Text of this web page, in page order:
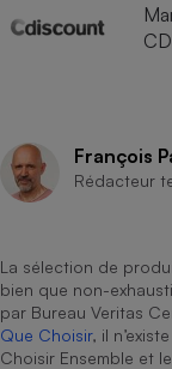
François
Rédacteur
La sélection de
bien que non-
par Bureau Veritas
Que Choisir, il
Choisir Ensemble et